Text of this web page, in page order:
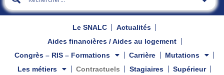
Le SNALC
Actualités
Aides financières / Aides au logement
Congrès – RIS – Formations
Carrière
Mutations
Les métiers
Contractuels Stagiaires
Supérieur